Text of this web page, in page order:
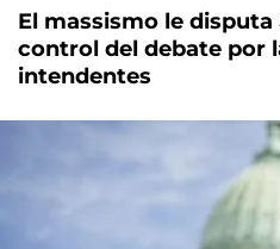
El massismo le
control del debate por
intendentes